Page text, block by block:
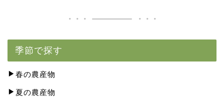
季節で探す
春の農産物
夏の農産物